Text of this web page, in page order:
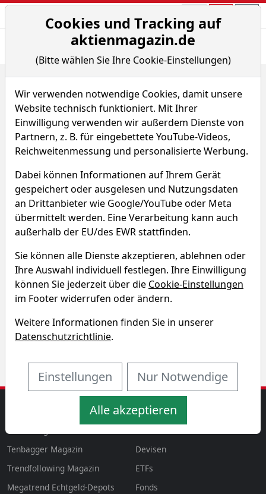
Aktien- und
Home Rohstoffe Platin (USD)
Platin (USD)
XPTCHF
WKN 966554
ISIN XC0009665545
45.748,100 CHF +1,46 %
Echtzeit-Aktienkurs 06.08.2026, 09:21 Uhr
Chart des Platin (USD) Rohstoffs
Charttool öffnen
1J
3J 5J
aktien
Tenbagger Magazin
Trendfollowing Magazin
Megatrend Echtgeld-Depots
AKTIEN & MEHR
Devisen
ETFs
Fonds
Cookies und Tracking auf
aktienmagazin.de
(Bitte wählen Sie Ihre Cookie-Einstellungen)
Wir verwenden notwendige Cookies, damit unsere
Website technisch funktioniert. Mit Ihrer
Einwilligung verwenden wir außerdem Dienste von
Partnern, z. B. für eingebettete YouTube-Videos,
Reichweitenmessung und personalisierte Werbung.
Dabei können Informationen auf Ihrem Gerät
gespeichert oder ausgelesen und Nutzungsdaten
an Drittanbieter wie Google/YouTube oder Meta
übermittelt werden. Eine Verarbeitung kann auch
außerhalb der EU/des EWR stattfinden.
Sie können alle Dienste akzeptieren, ablehnen oder
Ihre Auswahl individuell festlegen. Ihre Einwilligung
können Sie jederzeit über die Cookie-Einstellungen
im Footer widerrufen oder ändern.
Weitere Informationen finden Sie in unserer
Datenschutzrichtlinie.
Einstellungen Nur Notwendige
Alle akzeptieren